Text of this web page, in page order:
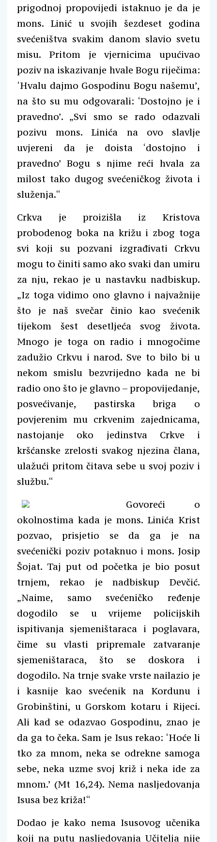
prigodnoj propovijedi istaknuo je da je
mons. Linić u svojih šezdeset godina
svećeništva svakim danom slavio svetu
misu. Pritom je vjernicima upućivao
poziv na iskazivanje hvale Bogu riječima:
‘Hvalu dajmo Gospodinu Bogu našemu’,
na što su mu odgovarali: ‘Dostojno je i
pravedno’. „Svi smo se rado odazvali
pozivu mons. Linića na ovo slavlje
uvjereni da je doista ‘dostojno i
pravedno’ Bogu s njime reći hvala za
milost tako dugog svećeničkog života i
služenja.“
Crkva je proizišla iz Kristova
probodenog boka na križu i zbog toga
svi koji su pozvani izgrađivati Crkvu
mogu to činiti samo ako svaki dan umiru
za nju, rekao je u nastavku nadbiskup.
„Iz toga vidimo ono glavno i najvažnije
što je naš svečar činio kao svećenik
tijekom šest desetljeća svog života.
Mnogo je toga on radio i mnogočime
zadužio Crkvu i narod. Sve to bilo bi u
nekom smislu bezvrijedno kada ne bi
radio ono što je glavno – propovijedanje,
posvećivanje, pastirska briga o
povjerenim mu crkvenim zajednicama,
nastojanje oko jedinstva Crkve i
kršćanske zrelosti svakog njezina člana,
ulažući pritom čitava sebe u svoj poziv i
službu.“
Govoreći o
okolnostima kada je mons. Linića Krist
pozvao, prisjetio se da ga je na
svećenički poziv potaknuo i mons. Josip
Šojat. Taj put od početka je bio posut
trnjem, rekao je nadbiskup Devčić.
„Naime, samo svećeničko ređenje
dogodilo se u vrijeme policijskih
ispitivanja sjemeništaraca i poglavara,
čime su vlasti pripremale zatvaranje
sjemeništaraca, što se doskora i
dogodilo. Na trnje svake vrste nailazio je
i kasnije kao svećenik na Kordunu i
Grobinštini, u Gorskom kotaru i Rijeci.
Ali kad se odazvao Gospodinu, znao je
da ga to čeka. Sam je Isus rekao: ‘Hoće li
tko za mnom, neka se odrekne samoga
sebe, neka uzme svoj križ i neka ide za
mnom.’ (Mt 16,24). Nema nasljedovanja
Isusa bez križa!“
Dodao je kako nema Isusovog učenika
koji na putu nasljedovanja Učitelja nije